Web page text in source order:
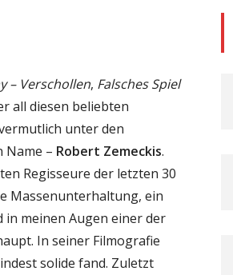
– Verschollen, Falsches Spiel
all diesen beliebten
unter den
Name – Robert Zemeckis.
Regisseure der letzten 30
Massenunterhaltung, ein
in meinen Augen einer der
In seiner Filmografie
solide fand. Zuletzt